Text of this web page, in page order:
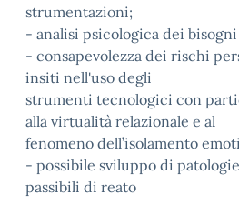
strumentazioni;
- analisi psicologica dei
- consapevolezza dei rischi
insiti nell'uso degli
strumenti tecnologici con
alla virtualità relazionale e al
fenomeno dell’isolamento
- possibile sviluppo di
passibili di reato